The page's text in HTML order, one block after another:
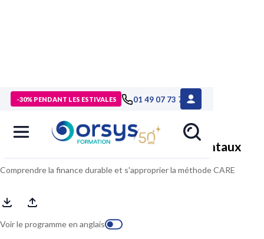
-30% PENDANT LES ESTIVALES 01 49 07 73 73
> Formations>Management - Développement personnel
Formation La finance et les enjeux environnementaux
La finance et les enjeux environnementaux
Comprendre la finance durable et s'approprier la méthode CARE
Voir le programme en anglais